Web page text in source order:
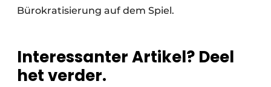
Bürokratisierung auf dem Spiel.
Interessanter Artikel? Deel
het verder.